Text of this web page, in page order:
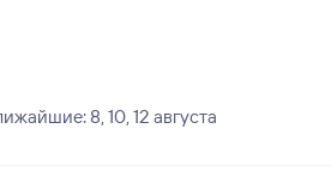
8, 10, 12 августа